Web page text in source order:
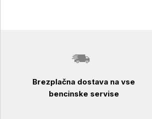
Brezplačna dostava na vse
bencinske servise